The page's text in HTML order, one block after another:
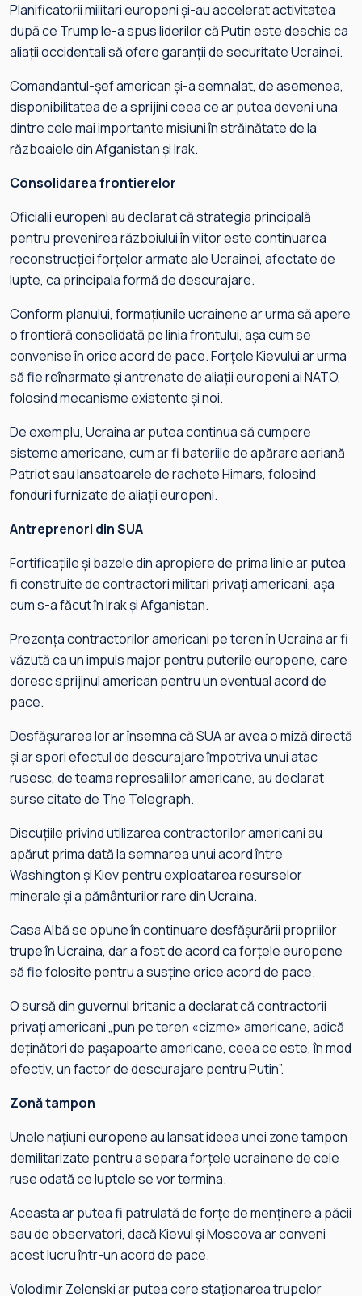
Planificatorii militari europeni și-au accelerat activitatea
după ce Trump le-a spus liderilor că Putin este deschis ca
aliații occidentali să ofere garanții de securitate Ucrainei.
Comandantul-șef american și-a semnalat, de asemenea,
disponibilitatea de a sprijini ceea ce ar putea deveni una
dintre cele mai importante misiuni în străinătate de la
războaiele din Afganistan și Irak.
Consolidarea frontierelor
Oficialii europeni au declarat că strategia principală
pentru prevenirea războiului în viitor este continuarea
reconstrucției forțelor armate ale Ucrainei, afectate de
lupte, ca principala formă de descurajare.
Conform planului, formațiunile ucrainene ar urma să apere
o frontieră consolidată pe linia frontului, așa cum se
convenise în orice acord de pace. Forțele Kievului ar urma
să fie reînarmate și antrenate de aliații europeni ai NATO,
folosind mecanisme existente și noi.
De exemplu, Ucraina ar putea continua să cumpere
sisteme americane, cum ar fi bateriile de apărare aeriană
Patriot sau lansatoarele de rachete Himars, folosind
fonduri furnizate de aliații europeni.
Antreprenori din SUA
Fortificațiile și bazele din apropiere de prima linie ar putea
fi construite de contractori militari privați americani, așa
cum s-a făcut în Irak și Afganistan.
Prezența contractorilor americani pe teren în Ucraina ar fi
văzută ca un impuls major pentru puterile europene, care
doresc sprijinul american pentru un eventual acord de
pace.
Desfășurarea lor ar însemna că SUA ar avea o miză directă
și ar spori efectul de descurajare împotriva unui atac
rusesc, de teama represaliilor americane, au declarat
surse citate de The Telegraph.
Discuțiile privind utilizarea contractorilor americani au
apărut prima dată la semnarea unui acord între
Washington și Kiev pentru exploatarea resurselor
minerale și a pământurilor rare din Ucraina.
Casa Albă se opune în continuare desfășurării propriilor
trupe în Ucraina, dar a fost de acord ca forțele europene
să fie folosite pentru a susține orice acord de pace.
O sursă din guvernul britanic a declarat că contractorii
privați americani „pun pe teren «cizme» americane, adică
deținători de pașapoarte americane, ceea ce este, în mod
efectiv, un factor de descurajare pentru Putin”.
Zonă tampon
Unele națiuni europene au lansat ideea unei zone tampon
demilitarizate pentru a separa forțele ucrainene de cele
ruse odată ce luptele se vor termina.
Aceasta ar putea fi patrulată de forțe de menținere a păcii
sau de observatori, dacă Kievul și Moscova ar conveni
acest lucru într-un acord de pace.
Volodimir Zelenski ar putea cere staționarea trupelor